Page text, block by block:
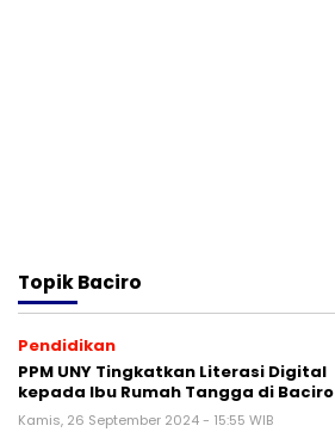
TopikBaciro
Pendidikan
PPM UNY Tingkatkan Literasi Digital
kepada Ibu Rumah Tangga di Baciro
Kamis, 26 September 2024 - 15:55 WIB